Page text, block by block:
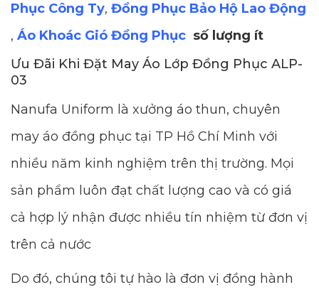
Phục Công Ty, Đồng Phục Bảo Hộ Lao Động
, Áo Khoác Gió Đồng Phục số lượng ít
Ưu Đãi Khi Đặt May Áo Lớp Đồng Phục ALP-
03
Nanufa Uniform là xưởng áo thun, chuyên
may áo đồng phục tại TP Hồ Chí Minh với
nhiều năm kinh nghiệm trên thị trường. Mọi
sản phẩm luôn đạt chất lượng cao và có giá
cả hợp lý nhận được nhiều tín nhiệm từ đơn vị
trên cả nước
Do đó, chúng tôi tự hào là đơn vị đồng hành